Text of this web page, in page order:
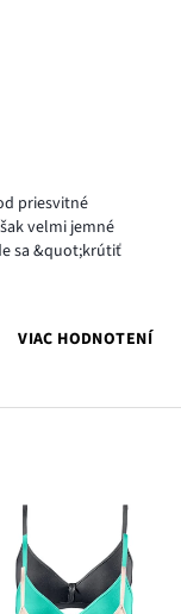
priesvitné
velmi jemné
sa &quot;krútiť
VIAC HODNOTENÍ